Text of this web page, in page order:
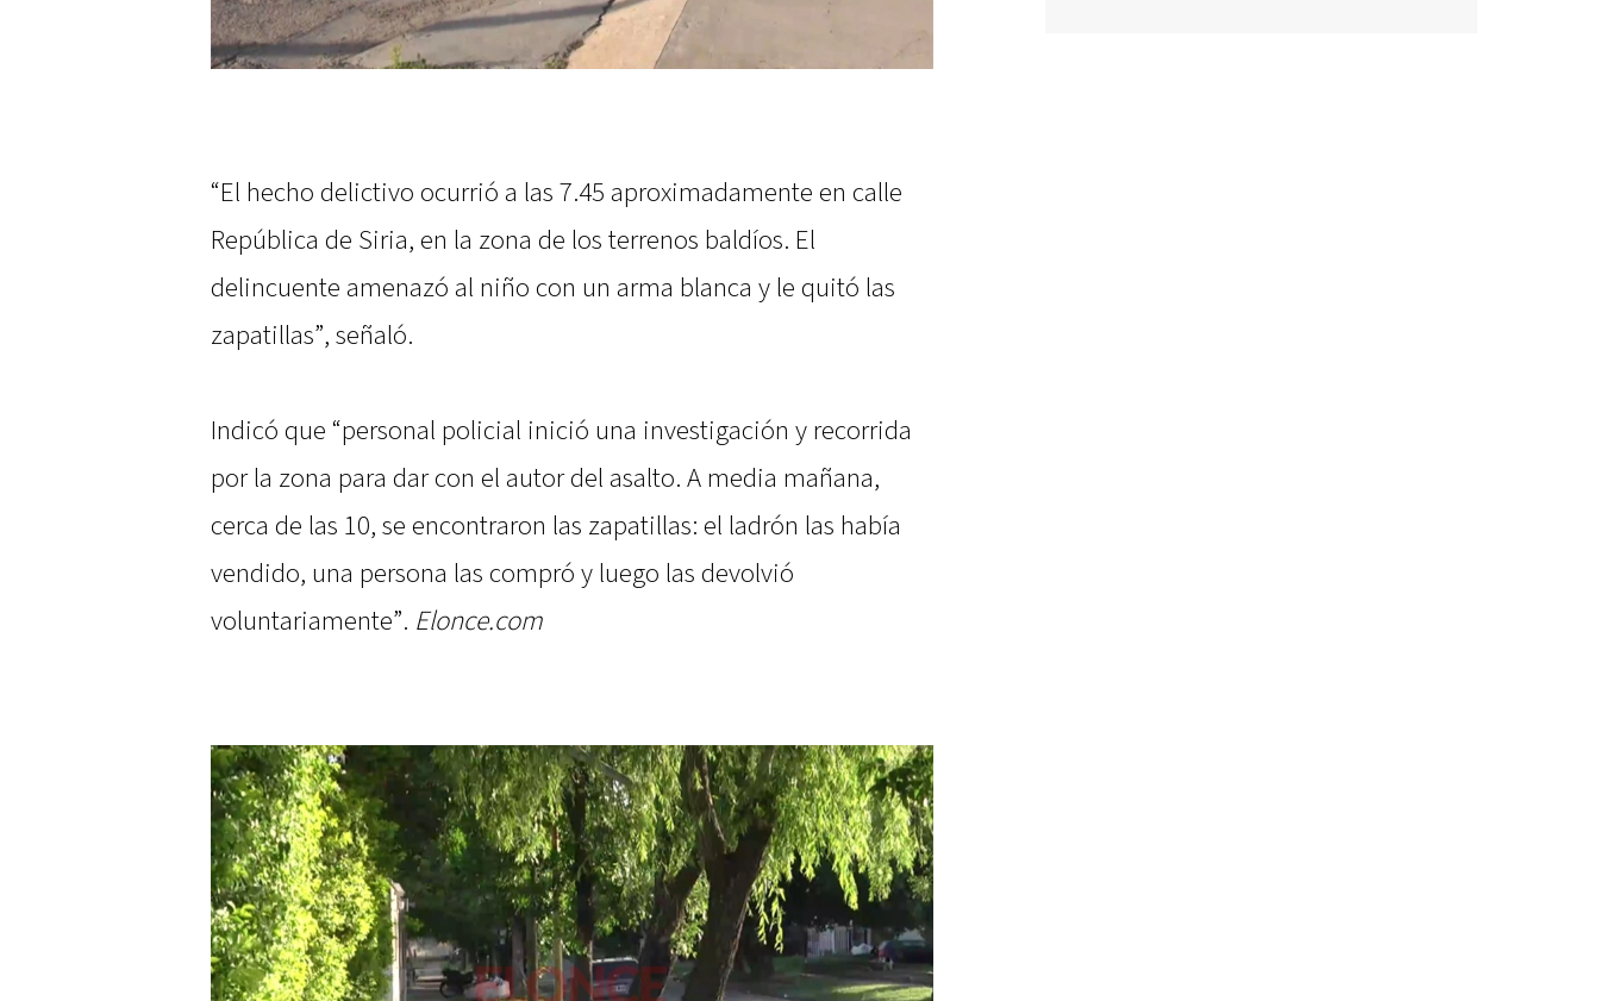
“El hecho delictivo ocurrió a las 7.45 aproximadamente en calle
República de Siria, en la zona de los terrenos baldíos. El
delincuente amenazó al niño con un arma blanca y le quitó las
zapatillas”, señaló.
Indicó que “personal policial inició una investigación y recorrida
por la zona para dar con el autor del asalto. A media mañana,
cerca de las 10, se encontraron las zapatillas: el ladrón las había
vendido, una persona las compró y luego las devolvió
voluntariamente”. Elonce.com